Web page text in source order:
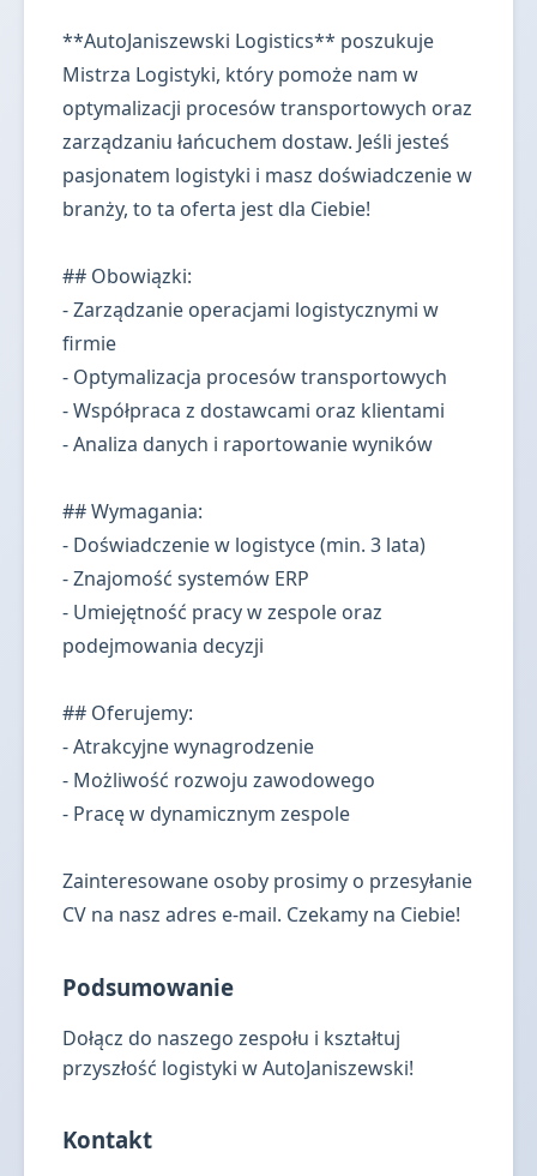
**AutoJaniszewski Logistics** poszukuje
Mistrza Logistyki, który pomoże nam w
optymalizacji procesów transportowych oraz
zarządzaniu łańcuchem dostaw. Jeśli jesteś
pasjonatem logistyki i masz doświadczenie w
branży, to ta oferta jest dla Ciebie!
## Obowiązki:
- Zarządzanie operacjami logistycznymi w
firmie
- Optymalizacja procesów transportowych
- Współpraca z dostawcami oraz klientami
- Analiza danych i raportowanie wyników
## Wymagania:
- Doświadczenie w logistyce (min. 3 lata)
- Znajomość systemów ERP
- Umiejętność pracy w zespole oraz
podejmowania decyzji
## Oferujemy:
- Atrakcyjne wynagrodzenie
- Możliwość rozwoju zawodowego
- Pracę w dynamicznym zespole
Zainteresowane osoby prosimy o przesyłanie
CV na nasz adres e-mail. Czekamy na Ciebie!
Podsumowanie
Dołącz do naszego zespołu i kształtuj
przyszłość logistyki w AutoJaniszewski!
Kontakt